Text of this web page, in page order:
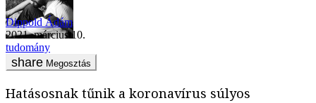
Dippold Ádám
2021. március 10.
tudomány
Megosztás
Hatásosnak tűnik a koronavírus súlyos